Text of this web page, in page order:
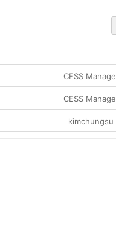
CESS
CESS
kimchungsu